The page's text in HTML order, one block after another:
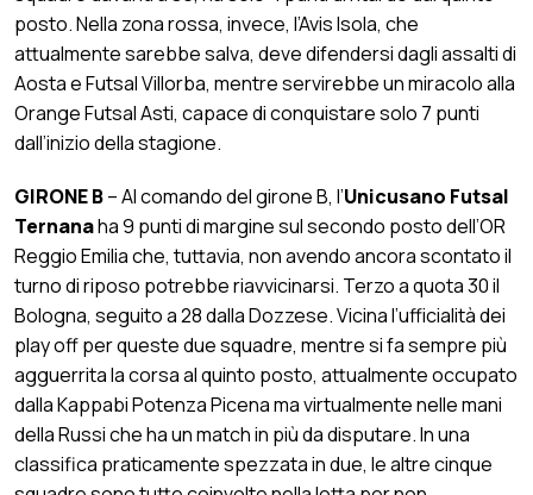
posto. Nella zona rossa, invece, l’Avis Isola, che
attualmente sarebbe salva, deve difendersi dagli assalti di
Aosta e Futsal Villorba, mentre servirebbe un miracolo alla
Orange Futsal Asti, capace di conquistare solo 7 punti
dall’inizio della stagione.
GIRONE B– Al comando del girone B, l’Unicusano Futsal
Ternanaha 9 punti di margine sul secondo posto dell’OR
Reggio Emilia che, tuttavia, non avendo ancora scontato il
turno di riposo potrebbe riavvicinarsi. Terzo a quota 30 il
Bologna, seguito a 28 dalla Dozzese. Vicina l’ufficialità dei
play off per queste due squadre, mentre si fa sempre più
agguerrita la corsa al quinto posto, attualmente occupato
dalla Kappabi Potenza Picena ma virtualmente nelle mani
della Russi che ha un match in più da disputare. In una
classifica praticamente spezzata in due, le altre cinque